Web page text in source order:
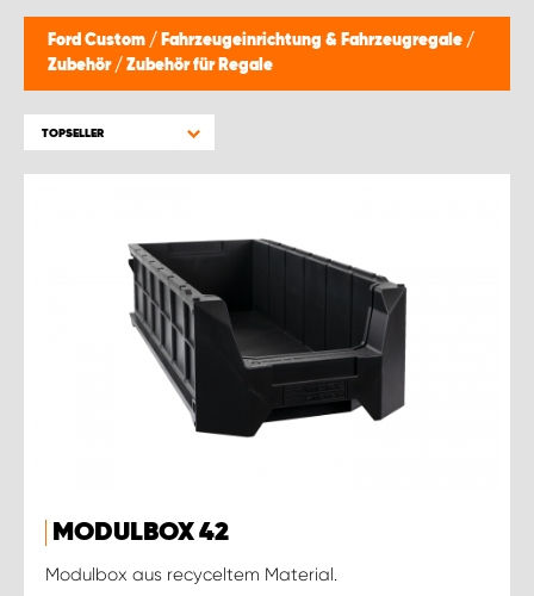
Ford Custom / Fahrzeugeinrichtung & Fahrzeugregale /
Zubehör / Zubehör für Regale
TOPSELLER
MODULBOX 42
Modulbox aus recyceltem Material.